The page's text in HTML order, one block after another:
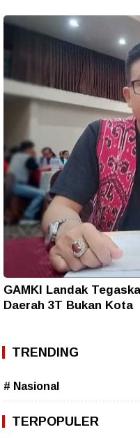
GAMKI Landak
Daerah 3T Bukan Kota
TRENDING
# Nasional
TERPOPULER